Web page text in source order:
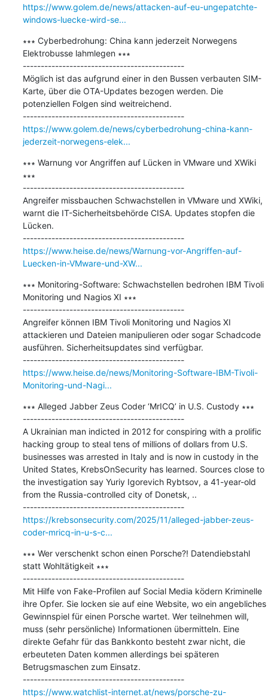
https://www.golem.de/news/attacken-auf-eu-ungepatchte-
windows-luecke-wird-se...
∗∗∗ Cyberbedrohung: China kann jederzeit Norwegens
Elektrobusse lahmlegen ∗∗∗
---------------------------------------------
Möglich ist das aufgrund einer in den Bussen verbauten SIM-
Karte, über die OTA-Updates bezogen werden. Die
potenziellen Folgen sind weitreichend.
---------------------------------------------
https://www.golem.de/news/cyberbedrohung-china-kann-
jederzeit-norwegens-elek...
∗∗∗ Warnung vor Angriffen auf Lücken in VMware und XWiki
∗∗∗
---------------------------------------------
Angreifer missbauchen Schwachstellen in VMware und XWiki,
warnt die IT-Sicherheitsbehörde CISA. Updates stopfen die
Lücken.
---------------------------------------------
https://www.heise.de/news/Warnung-vor-Angriffen-auf-
Luecken-in-VMware-und-XW...
∗∗∗ Monitoring-Software: Schwachstellen bedrohen IBM Tivoli
Monitoring und Nagios XI ∗∗∗
---------------------------------------------
Angreifer können IBM Tivoli Monitoring und Nagios XI
attackieren und Dateien manipulieren oder sogar Schadcode
ausführen. Sicherheitsupdates sind verfügbar.
---------------------------------------------
https://www.heise.de/news/Monitoring-Software-IBM-Tivoli-
Monitoring-und-Nagi...
∗∗∗ Alleged Jabber Zeus Coder ‘MrICQ’ in U.S. Custody ∗∗∗
---------------------------------------------
A Ukrainian man indicted in 2012 for conspiring with a prolific
hacking group to steal tens of millions of dollars from U.S.
businesses was arrested in Italy and is now in custody in the
United States, KrebsOnSecurity has learned. Sources close to
the investigation say Yuriy Igorevich Rybtsov, a 41-year-old
from the Russia-controlled city of Donetsk, ..
---------------------------------------------
https://krebsonsecurity.com/2025/11/alleged-jabber-zeus-
coder-mricq-in-u-s-c...
∗∗∗ Wer verschenkt schon einen Porsche?! Datendiebstahl
statt Wohltätigkeit ∗∗∗
---------------------------------------------
Mit Hilfe von Fake-Profilen auf Social Media ködern Kriminelle
ihre Opfer. Sie locken sie auf eine Website, wo ein angebliches
Gewinnspiel für einen Porsche wartet. Wer teilnehmen will,
muss (sehr persönliche) Informationen übermitteln. Eine
direkte Gefahr für das Bankkonto besteht zwar nicht, die
erbeuteten Daten kommen allerdings bei späteren
Betrugsmaschen zum Einsatz.
---------------------------------------------
https://www.watchlist-internet.at/news/porsche-zu-